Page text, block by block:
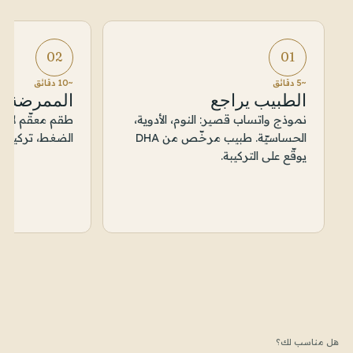
01
~5 دقائق
الطبيب يراجع
نموذج واتساب قصير: النوم، الأدوية،
الحساسيّة. طبيب مرخّص من DHA
يوقّع على التركيبة.
02
~10 دقائق
الممرضة
طقم معقّم
الضغط، تركيب
هل مناسب لك؟